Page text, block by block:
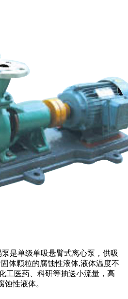
是单级单吸悬臂式离心泵，供吸
体颗粒的腐蚀性液体,液体温度不
工医药、科研等抽送小流量，高
性液体。